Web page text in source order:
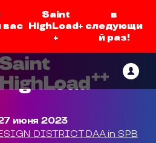
Saint
HighLoad+
+
в
следующи
й раз!
июня 2023
DISTRICT DAA in SPB